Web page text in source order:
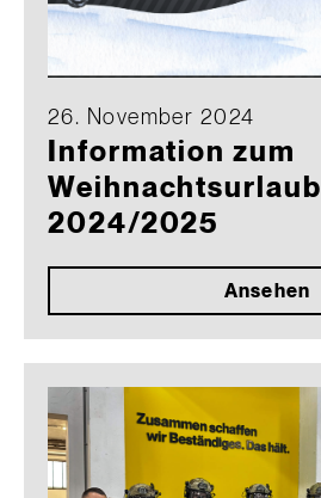
26. November 2024
Information zum
Weihnachtsurlaub
2024/2025
Ansehen